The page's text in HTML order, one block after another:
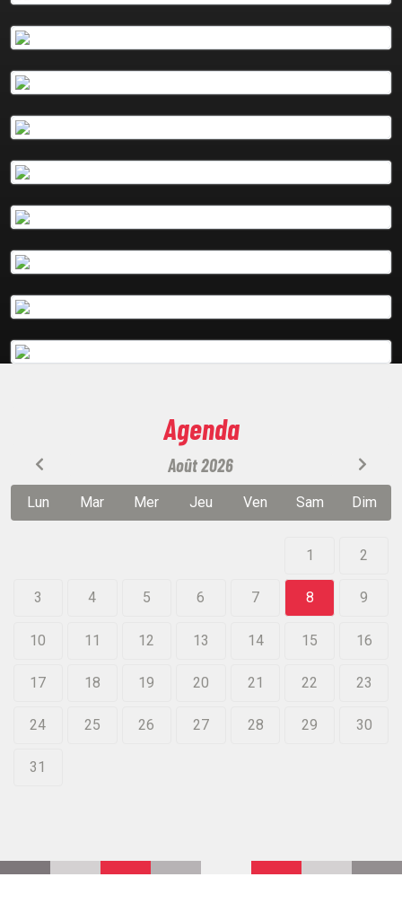
Plus d'info Podcasts
Plus d'info Podcasts
Plus d'info Podcasts
Plus d'info Podcasts
Plus d'info Podcasts
Agenda
Août 2026
Lun Mar Mer Jeu Ven Sam Dim
1 2
3 4 5 6 7 8 9
10 11 12 13 14 15 16
17 18 19 20 21 22 23
24 25 26 27 28 29 30
31